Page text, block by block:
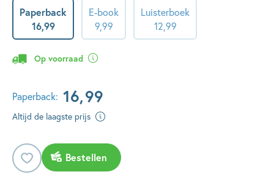
Paperback
16,99
E-book
9,99
Luisterboek
12,99
Op voorraad
Paperback: 16,99
Altijd de laagste prijs
Bestellen